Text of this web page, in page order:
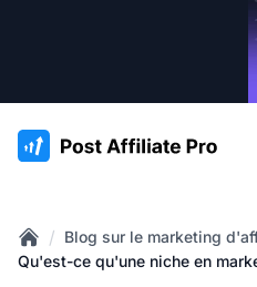
:site.title
Home
/ Blog sur le marketing
Qu'est-ce qu'une niche en